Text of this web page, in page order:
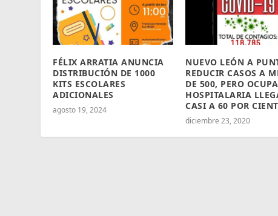
FÉLIX ARRATIA ANUNCIA
DISTRIBUCIÓN DE 1000
KITS ESCOLARES
ADICIONALES
agosto 19, 2024
NUEVO LEÓN A
REDUCIR CASOS A
DE 500, PERO
HOSPITALARIA
CASI A 60 POR
diciembre 23, 2020